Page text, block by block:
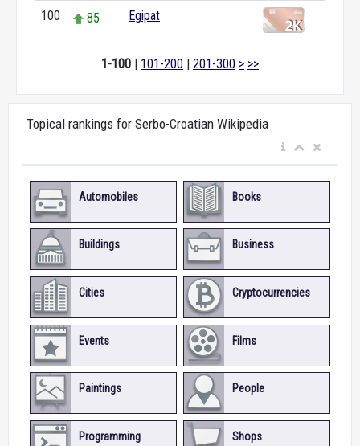
100 85 Egipat
1-100 | 101-200 | 201-300 > >>
Topical rankings for Serbo-Croatian Wikipedia
Automobiles Books
Buildings Business
Cities Cryptocurrencies
Events Films
Paintings People
Programming
Shops